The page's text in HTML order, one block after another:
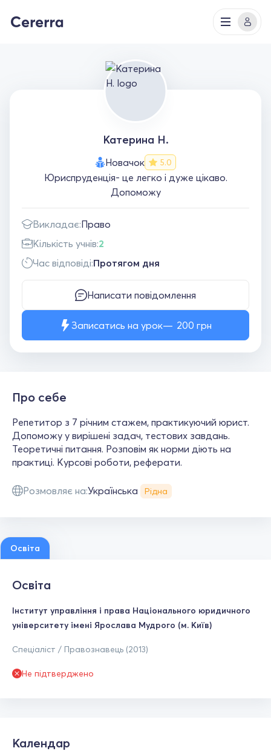
Катерина Н.
Новачок 5.0
Юриспруденція- це легко і дуже цікаво.
Допоможу
Викладає:Право
Кількість учнів:2
Час відповіді:Протягом дня
Написати повідомлення
Записатись на урок 200 грн
Про себе
Репетитор з 7 річним стажем, практикуючий юрист.
Допоможу у вирішені задач, тестових завдань.
Теоретичні питання. Розповім як норми діють на
практиці. Курсові роботи, реферати.
Розмовляє на:Українська Рідна
Освіта
Освіта
Інститут управління і права Національного юридичного
університету імені Ярослава Мудрого (м. Київ)
Спеціаліст / Правознавець (2013)
Не підтверджено
Календар